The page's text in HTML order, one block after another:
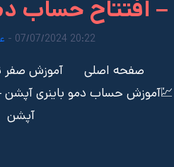
– افتتاح حساب
20:22 07/07/2024 -
صفحه اصلی
آموزش صفر
💹آموزش حساب دمو باینری آپشن
آپشن